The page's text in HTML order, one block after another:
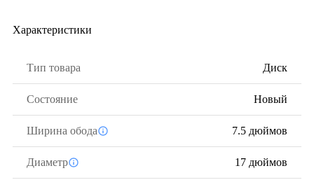
Характеристики
Тип товара Диск
Состояние Новый
Ширина обода 7.5 дюймов
Диаметр 17 дюймов